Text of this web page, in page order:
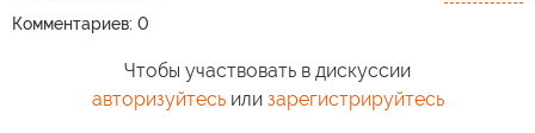
Комментариев: 0
Чтобы участвовать в дискуссии
авторизуйтесьили зарегистрируйтесь